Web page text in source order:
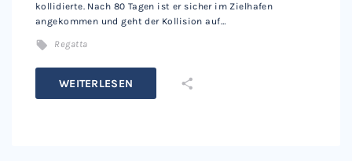
kollidierte. Nach 80 Tagen ist er sicher im Zielhafen
angekommen und geht der Kollision auf…
Regatta
WEITERLESEN